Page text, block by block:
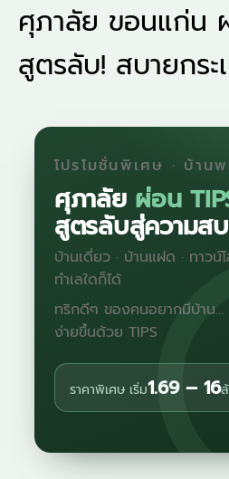
ศุภาลัย ขอนแก่น
สูตรลับ! สบายกระ
โปรโมชั่นพิเศษ · บ้าน
ศุภาลัย ผ่อน
สูตรลับสู่ความสบ
บ้านเดี่ยว · บ้านแฝด · ทาว
ทำเลใดก็ได้
ทริกดีๆ ของคนอยากมีบ้าน…
ง่ายขึ้นด้วย TIPS
ราคาพิเศษ เริ่ม1.69 – 16